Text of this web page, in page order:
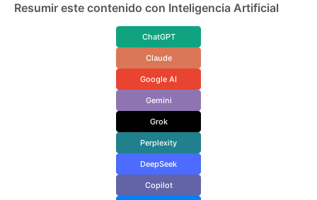
Resumir este contenido con Inteligencia Artificial
ChatGPT
Claude
Google AI
Gemini
Grok
Perplexity
DeepSeek
Copilot